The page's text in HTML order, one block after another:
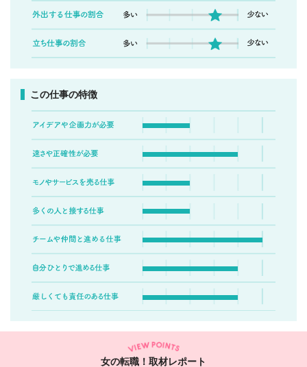
この仕事の特徴
女の転職！取材レポート